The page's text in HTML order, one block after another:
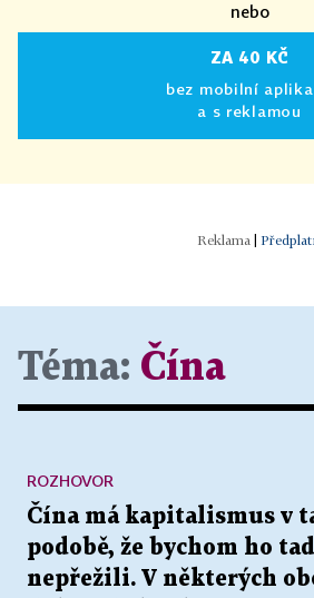
nebo
ZA 40 KČ
bez mobilní
a s reklamou
Téma: Čína
Čína má kapitalismus v
podobě, že bychom ho
nepřežili. V některých
ROZHOVOR